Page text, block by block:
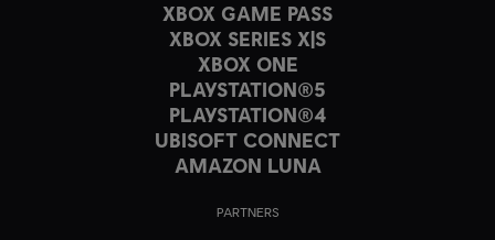
XBOX GAME PASS
XBOX SERIES X|S
XBOX ONE
PLAYSTATION®5
PLAYSTATION®4
UBISOFT CONNECT
AMAZON LUNA
PARTNERS